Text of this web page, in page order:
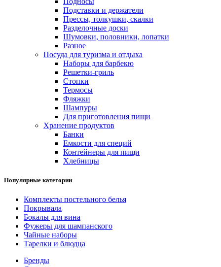
Подставки и держатели
Прессы, толкушки, скалки
Разделочные доски
Шумовки, половники, лопатки
Разное
Посуда для туризма и отдыха
Наборы для барбекю
Решетки-гриль
Стопки
Термосы
Фляжки
Шампуры
Для приготовления пищи
Хранение продуктов
Банки
Емкости для специй
Контейнеры для пищи
Хлебницы
Популярные категории
Комплекты постельного белья
Покрывала
Бокалы для вина
Фужеры для шампанского
Чайные наборы
Тарелки и блюдца
Бренды